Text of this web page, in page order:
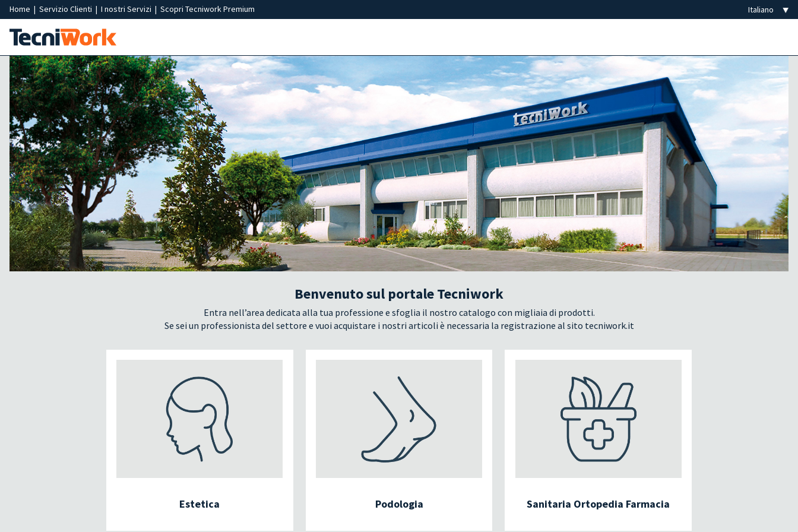
Home | Servizio Clienti | I nostri Servizi | Scopri Tecniwork Premium
Benvenuto sul portale Tecniwork
Entra nell’area dedicata alla tua professione e sfoglia il nostro catalogo con migliaia di prodotti.
Se sei un professionista del settore e vuoi acquistare i nostri articoli è necessaria la registrazione al sito tecniwork.it
Estetica Podologia Sanitaria Ortopedia Farmacia